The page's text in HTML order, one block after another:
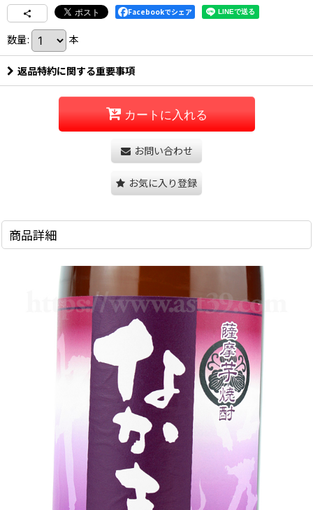
Facebookでシェア
数量: 本
返品特約に関する重要事項
カートに入れる
お問い合わせ
お気に入り登録
商品詳細